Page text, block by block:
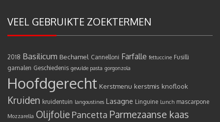
VEEL GEBRUIKTE ZOEKTERMEN
2018 Basilicum Bechamel Cannelloni Farfalle fettuccine Fusilli
garnalen Geschiedenis gevulde pasta gorgonzola
Hoofdgerecht Kerstmenu kerstmis knoflook
Kruiden kruidentuin langoustines Lasagne Linguine Lunch mascarpone
Mozzarella Olijfolie Pancetta Parmezaanse kaas